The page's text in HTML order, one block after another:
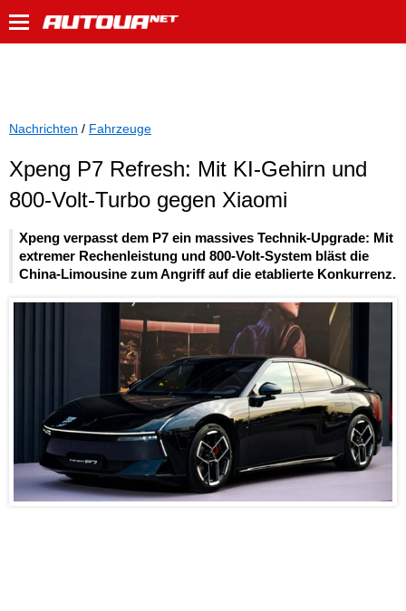
Nachrichten / Fahrzeuge
Xpeng P7 Refresh: Mit KI-Gehirn und
800-Volt-Turbo gegen Xiaomi
Xpeng verpasst dem P7 ein massives Technik-Upgrade: Mit
extremer Rechenleistung und 800-Volt-System bläst die
China-Limousine zum Angriff auf die etablierte Konkurrenz.